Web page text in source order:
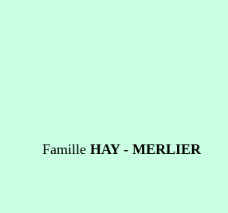
Famille HAY - MERLIER